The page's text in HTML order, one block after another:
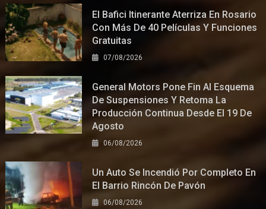
El Bafici Itinerante Aterriza En Rosario
Con Más De 40 Películas Y Funciones
Gratuitas
07/08/2026
General Motors Pone Fin Al Esquema
De Suspensiones Y Retoma La
Producción Continua Desde El 19 De
Agosto
06/08/2026
Un Auto Se Incendió Por Completo En
El Barrio Rincón De Pavón
06/08/2026